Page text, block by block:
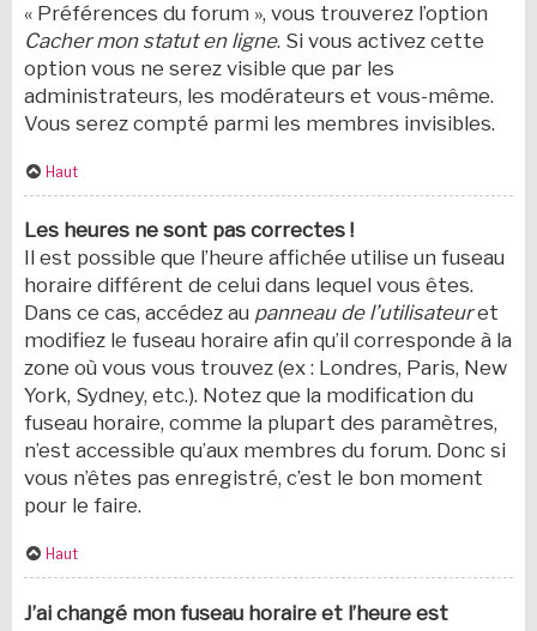
« Préférences du forum », vous trouverez l’option
Cacher mon statut en ligne. Si vous activez cette
option vous ne serez visible que par les
administrateurs, les modérateurs et vous-même.
Vous serez compté parmi les membres invisibles.
Haut
Les heures ne sont pas correctes !
Il est possible que l’heure affichée utilise un fuseau
horaire différent de celui dans lequel vous êtes.
Dans ce cas, accédez au panneau de l’utilisateuret
modifiez le fuseau horaire afin qu’il corresponde à la
zone où vous vous trouvez (ex : Londres, Paris, New
York, Sydney, etc.). Notez que la modification du
fuseau horaire, comme la plupart des paramètres,
n’est accessible qu’aux membres du forum. Donc si
vous n’êtes pas enregistré, c’est le bon moment
pour le faire.
Haut
J’ai changé mon fuseau horaire et l’heure est